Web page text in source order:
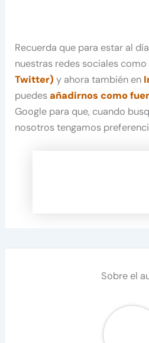
Recuerda que para estar al
nuestras redes sociales como
Twitter) y ahora también en
puedesañadirnos como
Google para que, cuando
nosotros tengamos
Sobre el